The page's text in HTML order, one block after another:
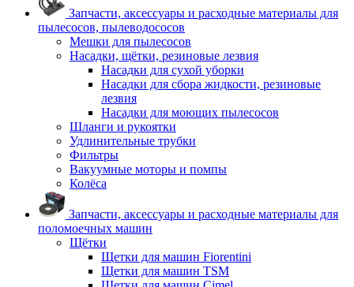
Запчасти, аксессуары и расходные материалы для
пылесосов, пылеводососов
Мешки для пылесосов
Насадки, щётки, резиновые лезвия
Насадки для сухой уборки
Насадки для сбора жидкости, резиновые
лезвия
Насадки для моющих пылесосов
Шланги и рукоятки
Удлинительные трубки
Фильтры
Вакуумные моторы и помпы
Колёса
Запчасти, аксессуары и расходные материалы для
поломоечных машин
Щётки
Щетки для машин Fiorentini
Щетки для машин TSM